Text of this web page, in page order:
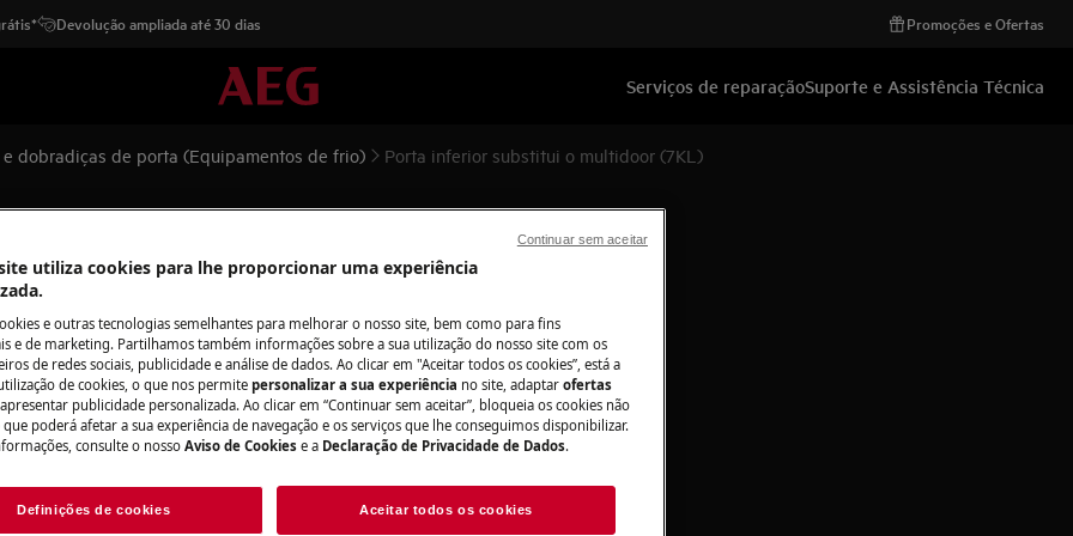
Devolução ampliada até 30 dias Promoções e Ofertas
Serviços de reparaçãoSuporte e Assistência Técnica
e dobradiças de porta (Equipamentos de frio) Porta inferior substitui o multidoor (7KL)
(7KL)
o aparelho e retire a ficha da
aparelhos pesados são necessárias
utiliza cookies para lhe proporcionar uma experiência
e outras tecnologias semelhantes para melhorar o nosso site, bem como para fins
e de marketing. Partilhamos também informações sobre a sua utilização do nosso site com os
de redes sociais, publicidade e análise de dados. Ao clicar em "Aceitar todos os cookies”, está a
de cookies, o que nos permite personalizar a sua experiência no site, adaptar ofertas
publicidade personalizada. Ao clicar em “Continuar sem aceitar”, bloqueia os cookies não
que poderá afetar a sua experiência de navegação e os serviços que lhe conseguimos disponibilizar.
consulte o nosso Aviso de Cookies e a Declaração de Privacidade de Dados.
Definições de cookies Aceitar todos os cookies
Continuar sem aceitar